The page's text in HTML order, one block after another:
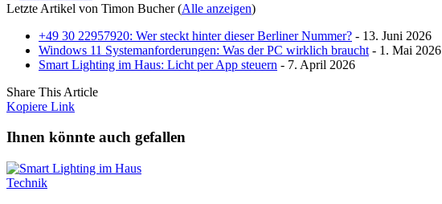
Letzte Artikel von Timon Bucher(Alle anzeigen)
+49 30 22957920: Wer steckt hinter dieser Berliner Nummer? - 13. Juni 2026
Windows 11 Systemanforderungen: Was der PC wirklich braucht - 1. Mai 2026
Smart Lighting im Haus: Licht per App steuern - 7. April 2026
Share This Article
Kopiere Link
Ihnen könnte auch gefallen
Technik